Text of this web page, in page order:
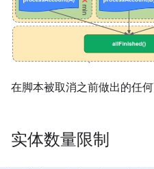
在脚本被取消之前做出的任何
实体数量限制